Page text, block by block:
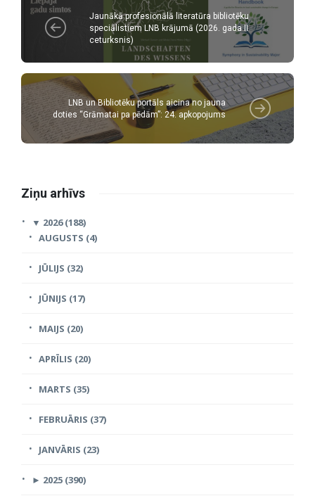
Jaunākā profesionālā literatūra bibliotēku
speciālistiem LNB krājumā (2026. gada II
ceturksnis)
LNB un Bibliotēku portāls aicina no jauna
doties “Grāmatai pa pēdām”: 24. apkopojums
Ziņu arhīvs
▼ 2026 (188)
AUGUSTS (4)
JŪLIJS (32)
JŪNIJS (17)
MAIJS (20)
APRĪLIS (20)
MARTS (35)
FEBRUĀRIS (37)
JANVĀRIS (23)
► 2025 (390)